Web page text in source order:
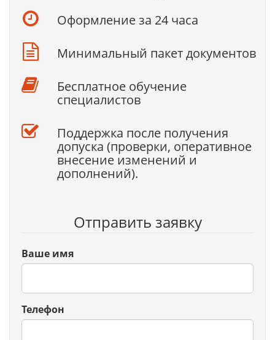
Оформление за 24 часа
Минимальный пакет документов
Бесплатное обучение
специалистов
Поддержка после получения
допуска (проверки, оперативное
внесение изменений и
дополнений).
Отправить заявку
Ваше имя
Телефон